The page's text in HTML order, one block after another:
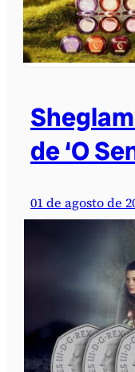
de ‘O
01 de agosto de